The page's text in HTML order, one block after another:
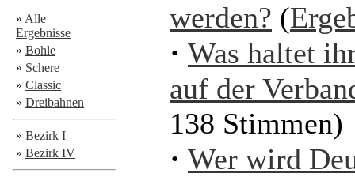
» Alle
Ergebnisse
» Bohle
» Schere
» Classic
» Dreibahnen
» Bezirk I
» Bezirk IV
werden? (
· Was haltet
auf der
138 Stimmen)
· Wer wird